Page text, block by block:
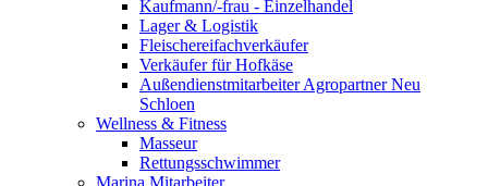
Kaufmann/-frau - Einzelhandel
Lager & Logistik
Fleischereifachverkäufer
Verkäufer für Hofkäse
Außendienstmitarbeiter Agropartner Neu
Schloen
Wellness & Fitness
Masseur
Rettungsschwimmer
Marina Mitarbeiter